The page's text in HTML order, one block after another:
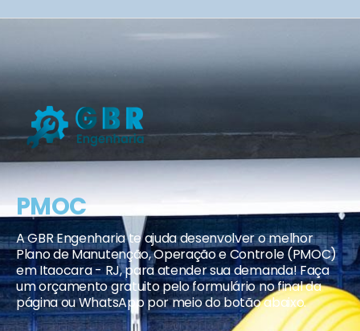
PMOC
A GBR Engenharia te ajuda desenvolver o melhor
Plano de Manutenção, Operação e Controle (PMOC)
em Itaocara - RJ, para atender sua demanda! Faça
um orçamento gratuito pelo formulário no final da
página ou WhatsApp por meio do botão abaixo.